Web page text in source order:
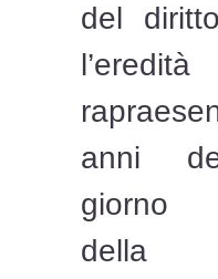
del
anni
giorno
della